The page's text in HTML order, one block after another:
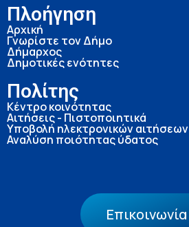
Πλοήγηση
Αρχική
Γνωρίστε τον Δήμο
Δήμαρχος
Δημοτικές ενότητες
Πολίτης
Κέντρο κοινότητας
Αιτήσεις - Πιστοποιητικά
Υποβολή ηλεκτρονικών αιτήσεων
Αναλύση ποιότητας ύδατος
Επικοινωνία